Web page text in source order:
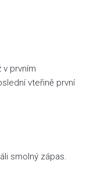
v prvním
vteřině první
smolný zápas.